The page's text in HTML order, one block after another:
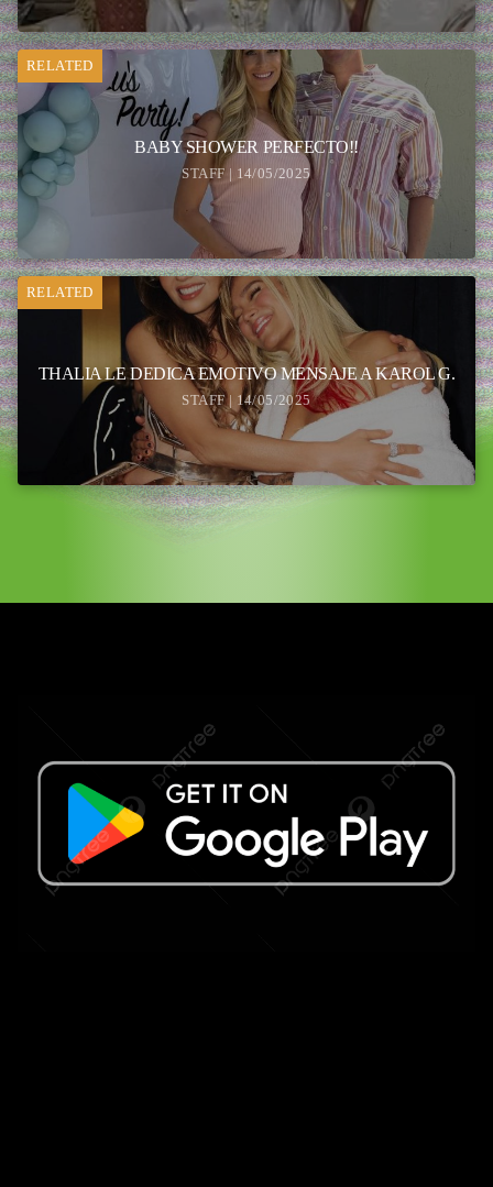
RELATED
BABY SHOWER PERFECTO!!
STAFF | 14/05/2025
RELATED
THALIA LE DEDICA EMOTIVO MENSAJE A KAROL G.
STAFF | 14/05/2025